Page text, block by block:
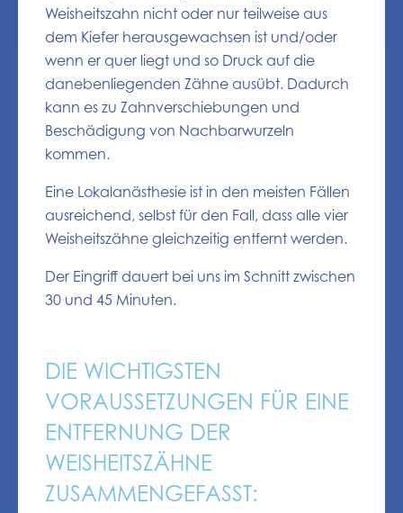
Weisheitszahn nicht oder nur teilweise aus
dem Kiefer herausgewachsen ist und/oder
wenn er quer liegt und so Druck auf die
danebenliegenden Zähne ausübt. Dadurch
kann es zu Zahnverschiebungen und
Beschädigung von Nachbarwurzeln
kommen.
Eine Lokalanästhesie ist in den meisten Fällen
ausreichend, selbst für den Fall, dass alle vier
Weisheitszähne gleichzeitig entfernt werden.
Der Eingriff dauert bei uns im Schnitt zwischen
30 und 45 Minuten.
DIE WICHTIGSTEN
VORAUSSETZUNGEN FÜR EINE
ENTFERNUNG DER
WEISHEITSZÄHNE
ZUSAMMENGEFASST: